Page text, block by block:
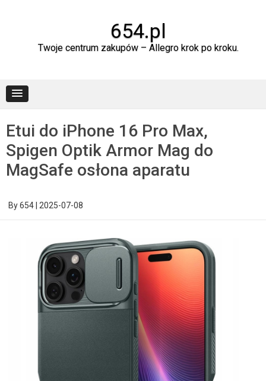
654.pl
Twoje centrum zakupów – Allegro krok po kroku.
Etui do iPhone 16 Pro Max,
Spigen Optik Armor Mag do
MagSafe osłona aparatu
By654 2025-07-08